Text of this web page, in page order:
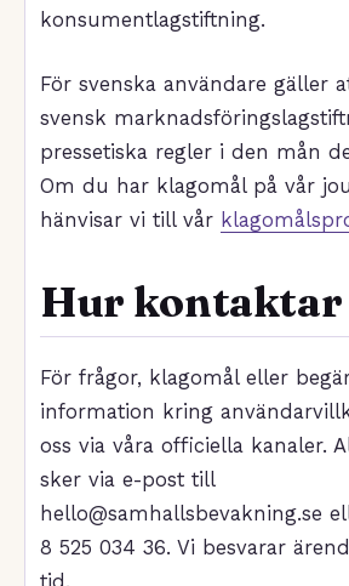
konsumentlagstiftning.
För svenska användare gäller
svensk
pressetiska regler i den mån
Om du har klagomål på vår
hänvisar vi till vår
Hur kontaktar
För frågor, klagomål eller
information kring
oss via våra officiella kanaler.
sker via e-post till
hello@samhallsbevakning.se
8 525 034 36. Vi besvarar